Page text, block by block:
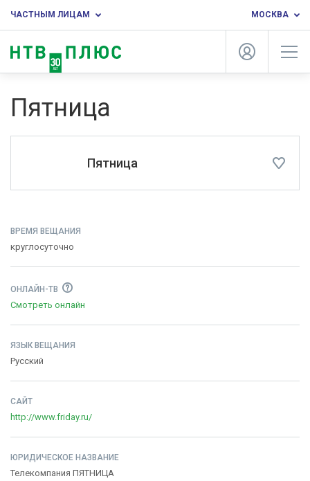
ЧАСТНЫМ ЛИЦАМ МОСКВА
Пятница
Пятница
ВРЕМЯ ВЕЩАНИЯ
круглосуточно
ОНЛАЙН-ТВ
Смотреть онлайн
ЯЗЫК ВЕЩАНИЯ
Русский
САЙТ
http://www.friday.ru/
ЮРИДИЧЕСКОЕ НАЗВАНИЕ
Телекомпания ПЯТНИЦА